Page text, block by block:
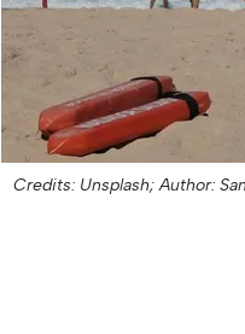
Credits: Unsplash; Author: